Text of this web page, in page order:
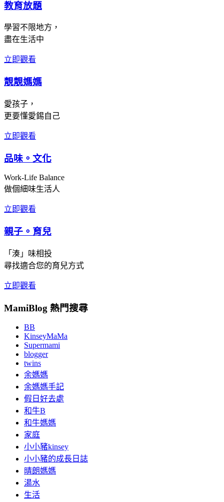
教育放題
學習不限地方，
盡在生活中
立即觀看
靚靚媽媽
愛孩子，
更要懂愛錫自己
立即觀看
品味。文化
Work-Life Balance
做個細味生活人
立即觀看
親子。育兒
「湊」味相投
尋找適合您的育兒方式
立即觀看
MamiBlog 熱門搜尋
BB
KinseyMaMa
Supermami
blogger
twins
余媽媽
余媽媽手記
假日好去處
和牛B
和牛媽媽
家庭
小小豬kinsey
小小豬的成長日誌
晴朗媽媽
湯水
生活